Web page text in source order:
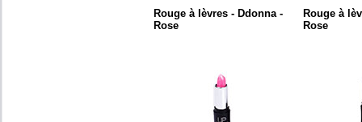
Rouge à lèvres - Ddonna -
Rose
Rouge à
Rose